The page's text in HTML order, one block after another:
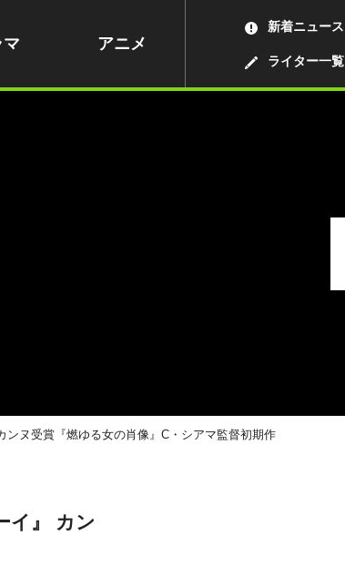
マ アニメ
ライター一覧
新着ニュース
ンヌ受賞『燃ゆる女の肖像』C・シアマ監督初期作
イ』 カン